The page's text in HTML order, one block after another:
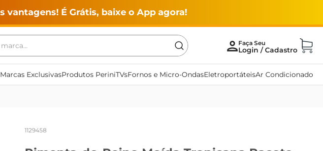
vantagens! É Grátis, baixe o App agora!
marca...
Marcas ExclusivasProdutos PeriniTVsFornos e Micro-OndasEletroportáteisAr Condicionado
1129458